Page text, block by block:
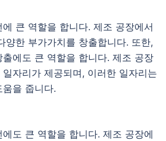
큰 역할을 합니다. 제조 공장에서
양한 부가가치를 창출합니다. 또한,
에도 큰 역할을 합니다. 제조 공장
자리가 제공되며, 이러한 일자리는
을 줍니다.
도 큰 역할을 합니다. 제조 공장에